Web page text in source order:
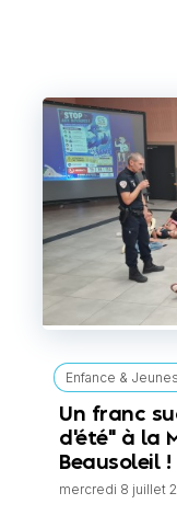
Enfance &
Un franc
d'été" à la
Beausoleil !
mercredi 8 juillet